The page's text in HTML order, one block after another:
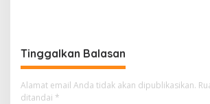
Tinggalkan Balasan
Alamat email Anda tidak akan dipublikasikan.
ditandai *